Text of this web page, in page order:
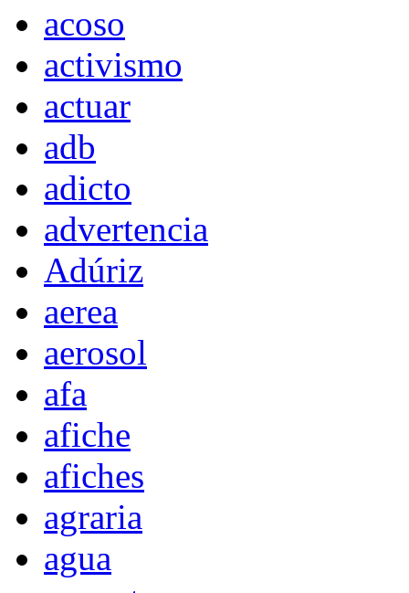
acoso
activismo
actuar
adb
adicto
advertencia
Adúriz
aerea
aerosol
afa
afiche
afiches
agraria
agua